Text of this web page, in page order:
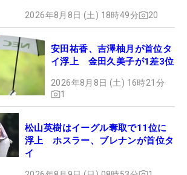
2026年8月8日 (土) 18時49分 20
安田祐香、吉澤柚月が首位タ
イ浮上 金田久美子が1差3位
2026年8月8日 (土) 16時21分
1
松山英樹はイーグル奪取で11位に
浮上 ホスラー、ブレナンが首位タ
イ